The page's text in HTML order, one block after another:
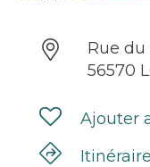
Rue du
56570
Ajouter